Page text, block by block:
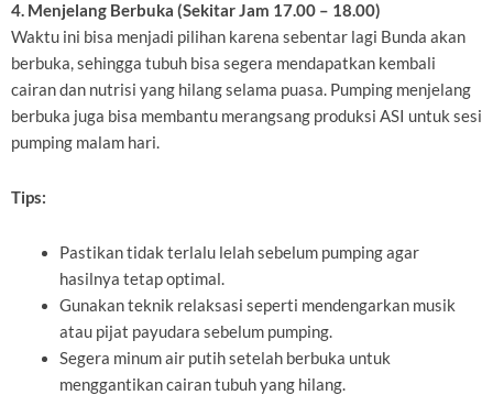
4. Menjelang Berbuka (Sekitar Jam 17.00 – 18.00)
Waktu ini bisa menjadi pilihan karena sebentar lagi Bunda akan
berbuka, sehingga tubuh bisa segera mendapatkan kembali
cairan dan nutrisi yang hilang selama puasa. Pumping menjelang
berbuka juga bisa membantu merangsang produksi ASI untuk sesi
pumping malam hari.
Tips:
Pastikan tidak terlalu lelah sebelum pumping agar
hasilnya tetap optimal.
Gunakan teknik relaksasi seperti mendengarkan musik
atau pijat payudara sebelum pumping.
Segera minum air putih setelah berbuka untuk
menggantikan cairan tubuh yang hilang.